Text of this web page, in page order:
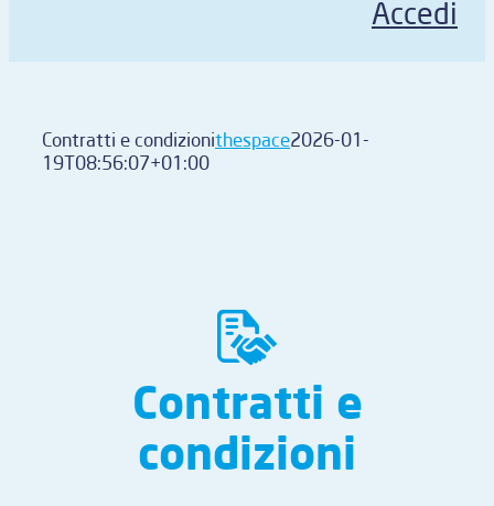
Accedi
Contratti e condizionithespace2026-01-
19T08:56:07+01:00
Contratti e
condizioni